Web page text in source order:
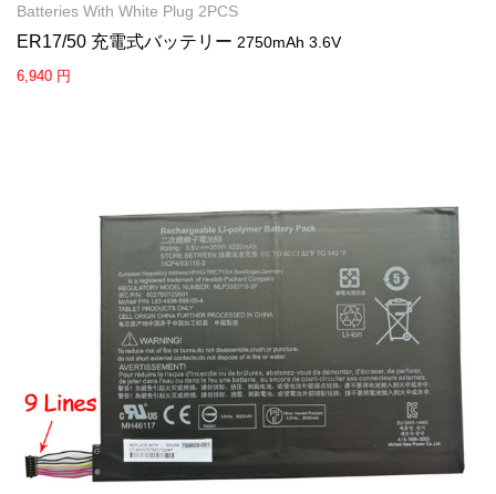
Batteries With White Plug 2PCS
ER17/50 充電式バッテリー 2750mAh 3.6V
6,940 円